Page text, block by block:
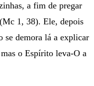
a fim de pregar
1, 38). Ele, depois
se demora lá a explicar
o Espírito leva-O a